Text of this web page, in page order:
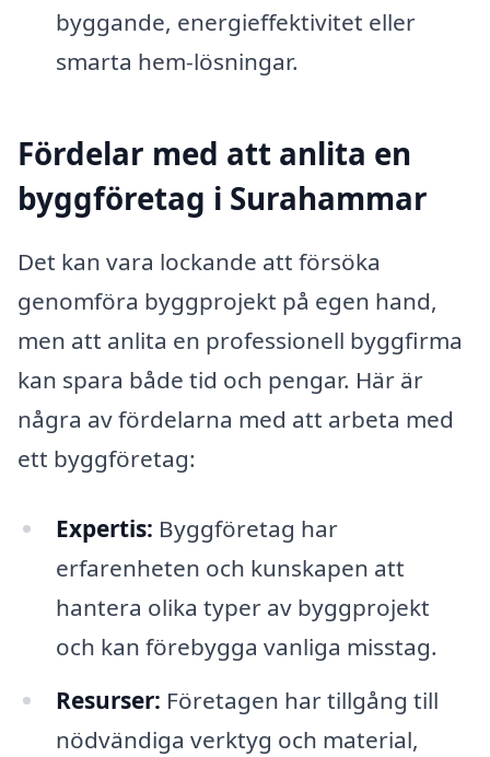
byggande, energieffektivitet eller
smarta hem-lösningar.
Fördelar med att anlita en
byggföretag i Surahammar
Det kan vara lockande att försöka
genomföra byggprojekt på egen hand,
men att anlita en professionell byggfirma
kan spara både tid och pengar. Här är
några av fördelarna med att arbeta med
ett byggföretag:
Expertis: Byggföretag har
erfarenheten och kunskapen att
hantera olika typer av byggprojekt
och kan förebygga vanliga misstag.
Resurser: Företagen har tillgång till
nödvändiga verktyg och material,